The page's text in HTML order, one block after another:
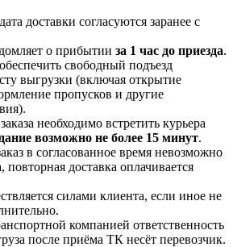
доставки согласуются заранее с
о прибытии за 1 час до приезда.
свободный подъезд
выгрузки (включая открытие
пропусков и другие
необходимо встретить курьера
возможно не более 15 минут.
в согласованное время невозможно
повторная доставка оплачивается
силами клиента, если иное не
компанией ответственность
после приёма ТК несёт перевозчик.